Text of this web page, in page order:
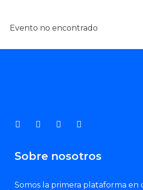
Evento no encontrado
Sobre nosotros
Somos la primera plataforma en